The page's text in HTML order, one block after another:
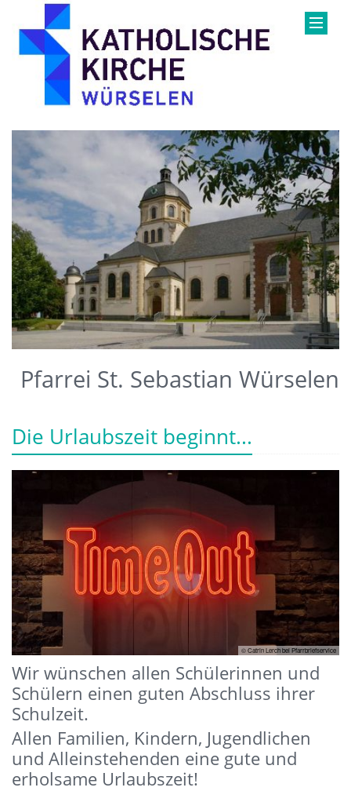
Pfarrei St. Sebastian Würselen
Die Urlaubszeit beginnt...
© Catrin Lerch bei Pfarrbriefservice
Wir wünschen allen Schülerinnen und
Schülern einen guten Abschluss ihrer
Schulzeit.
Allen Familien, Kindern, Jugendlichen
und Alleinstehenden eine gute und
erholsame Urlaubszeit!